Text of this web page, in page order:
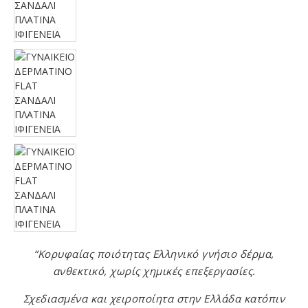
“Κορυφαίας ποιότητας Ελληνικό γνήσιο δέρμα,
ανθεκτικό, χωρίς χημικές επεξεργασίες.
Σχεδιασμένα και χειροποίητα στην Ελλάδα κατόπιν